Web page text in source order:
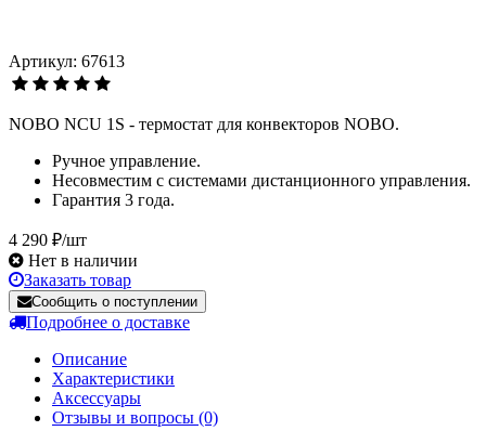
Артикул: 67613
NOBO NCU 1S - термостат для конвекторов NOBO.
Ручное управление.
Несовместим с системами дистанционного управления.
Гарантия 3 года.
4 290 ₽/шт
Нет в наличии
Заказать товар
Сообщить о поступлении
Подробнее о доставке
Описание
Характеристики
Аксессуары
Отзывы и вопросы (0)